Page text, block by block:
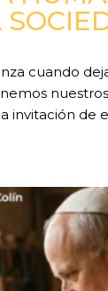
cuando
invitación de